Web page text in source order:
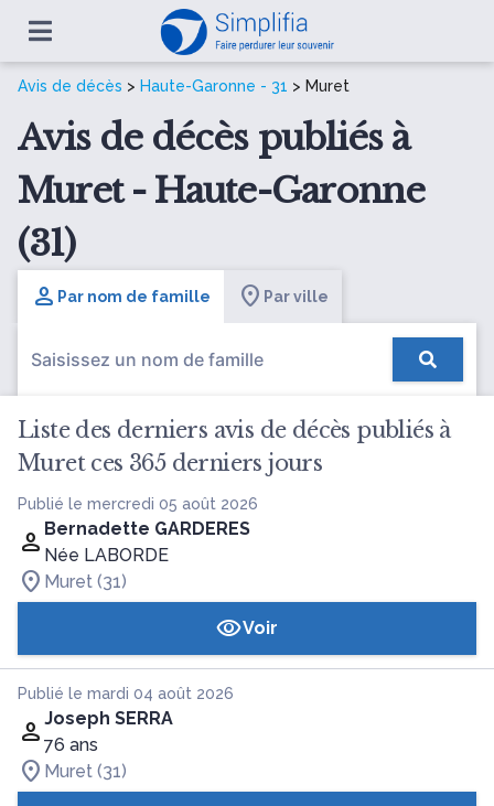
Avis de décès > Haute-Garonne - 31 > Muret
Avis de décès publiés à
Muret - Haute-Garonne
(31)
Par nom de famille Par ville
Liste des derniers avis de décès publiés à
Muret ces 365 derniers jours
Publié le mercredi 05 août 2026
Bernadette GARDERES
Née LABORDE
Muret (31)
Voir
Publié le mardi 04 août 2026
Joseph SERRA
76 ans
Muret (31)